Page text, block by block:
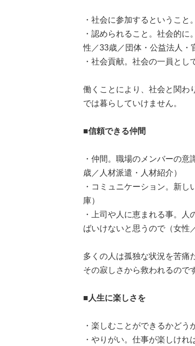
・社会に参加するということ
・認められること。社会的
性／33歳／団体・公益法人・
・社会貢献。社会の一員とし
働くことにより、社会と関わ
では暮らしていけません。
■信頼できる仲間
・仲間。職場のメンバーの
歳／人材派遣・人材紹介）
・コミュニケーション。新
庫）
・上司や人に恵まれる事。
ばいけないと思うので（女性
多くの人は孤独な状況を苦痛
その寂しさから救われるので
■人生に楽しさを
・楽しむことができるかどう
・やりがい。仕事が楽しけ